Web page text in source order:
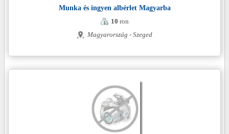
Munka és ingyen albérlet Magyarba
10 ron
Magyarország - Szeged